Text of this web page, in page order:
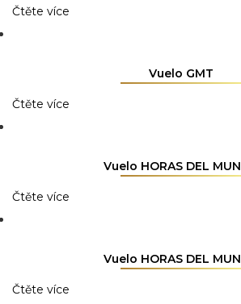
Čtěte více
Vuelo GMT
Čtěte více
Vuelo HORAS DEL
Čtěte více
Vuelo HORAS DEL
Čtěte více